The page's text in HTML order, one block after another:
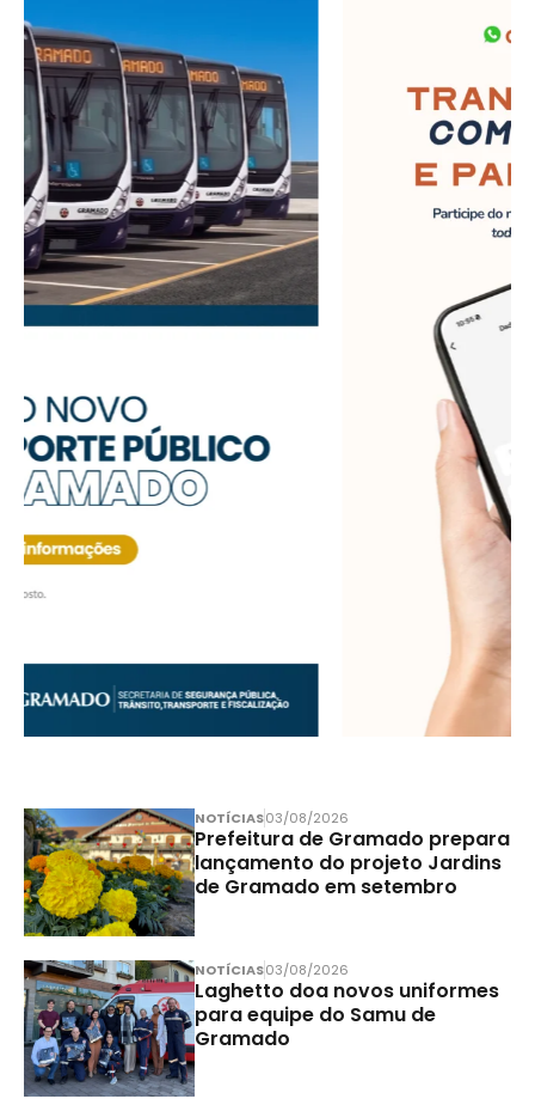
NOTÍCIAS03/08/2026
Prefeitura de Gramado prepara
lançamento do projeto Jardins
de Gramado em setembro
NOTÍCIAS03/08/2026
Laghetto doa novos uniformes
para equipe do Samu de
Gramado